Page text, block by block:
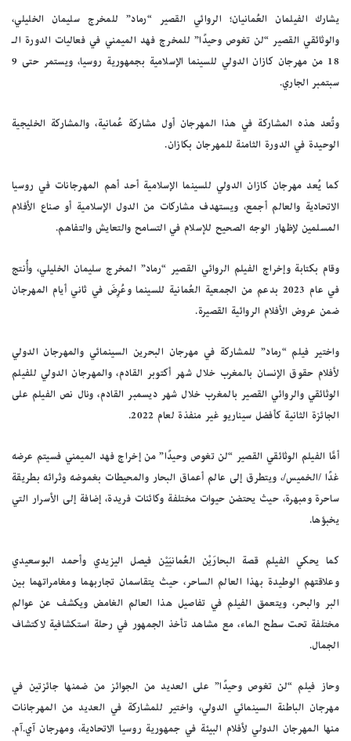
يشارك الفيلمان العُمانيان؛ الروائي القصير “رماد” للمخرج سليمان الخليلي،
والوثائقي القصير “لن تغوص وحيدًا” للمخرج فهد الميمني في فعاليات الدورة الـ
18 من مهرجان كازان الدولي للسينما الإسلامية بجمهورية روسيا، ويستمر حتى 9
سبتمبر الجاري.
وتُعد هذه المشاركة في هذا المهرجان أول مشاركة عُمانية، والمشاركة الخليجية
الوحيدة في الدورة الثامنة للمهرجان بكازان.
كما يُعد مهرجان كازان الدولي للسينما الإسلامية أحد أهم المهرجانات في روسيا
الاتحادية والعالم أجمع، ويستهدف مشاركات من الدول الإسلامية أو صناع الأفلام
المسلمين لإظهار الوجه الصحيح للإسلام في التسامح والتعايش والتفاهم.
وقام بكتابة وإخراج الفيلم الروائي القصير “رماد” المخرج سليمان الخليلي، وأُنتج
في عام 2023 بدعم من الجمعية العُمانية للسينما وعُرِضَ في ثاني أيام المهرجان
ضمن عروض الأفلام الروائية القصيرة.
واختير فيلم “رماد” للمشاركة في مهرجان البحرين السينمائي والمهرجان الدولي
لأفلام حقوق الإنسان بالمغرب خلال شهر أكتوبر القادم، والمهرجان الدولي للفيلم
الوثائقي والروائي القصير بالمغرب خلال شهر ديسمبر القادم، ونال نص الفيلم على
الجائزة الثانية كأفضل سيناريو غير منفذة لعام 2022.
أمَّا الفيلم الوثائقي القصير “لن تغوص وحيدًا” من إخراج فهد الميمني فسيتم عرضه
غدًا /الخميس/، ويتطرق إلى عالم أعماق البحار والمحيطات بغموضه وثرائه بطريقة
ساحرة ومبهرة، حيث يحتضن حيوات مختلفة وكائنات فريدة، إضافة إلى الأسرار التي
يخبؤها.
كما يحكي الفيلم قصة البحارَيْن العُمانيَيْن فيصل اليزيدي وأحمد البوسعيدي
وعلاقتهم الوطيدة بهذا العالم الساحر، حيث يتقاسمان تجاربهما ومغامراتهما بين
البر والبحر، ويتعمق الفيلم في تفاصيل هذا العالم الغامض ويكشف عن عوالم
مختلفة تحت سطح الماء، مع مشاهد تأخذ الجمهور في رحلة استكشافية لاكتشاف
الجمال.
وحاز فيلم “لن تغوص وحيدًا” على العديد من الجوائز من ضمنها جائزتين في
مهرجان الباطنة السينمائي الدولي، واختير للمشاركة في العديد من المهرجانات
منها المهرجان الدولي لأفلام البيئة في جمهورية روسيا الاتحادية، ومهرجان آي.آم.